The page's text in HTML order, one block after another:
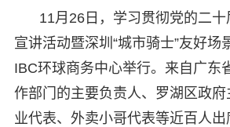
11月26日，学习贯彻党的二
宣讲活动暨深圳“城市骑士”友好场
IBC环球商务中心举行。来自广东
作部门的主要负责人、罗湖区政
业代表、外卖小哥代表等近百人